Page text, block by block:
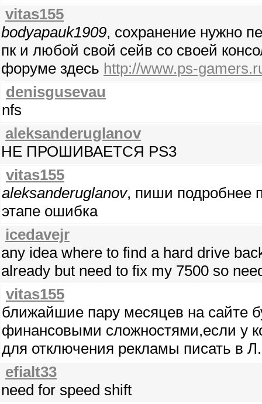
vitas155
bodyapauk1909, сохранение нужно
пк и любой свой сейв со своей
форуме здесь http://www.ps-
denisgusevau
nfs
aleksanderuglanov
НЕ ПРОШИВАЕТСЯ PS3
vitas155
aleksanderuglanov, пиши подробнее
этапе ошибка
icedavejr
any idea where to find a hard drive
already but need to fix my 7500 so
vitas155
ближайшие пару месяцев на сайте
финансовыми сложностями,если у
для отключения рекламы писать в
efialt33
need for speed shift